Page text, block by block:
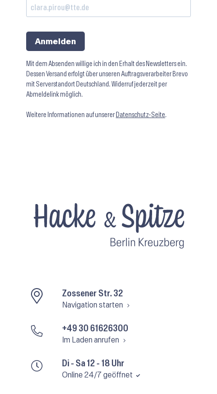
Anmelden
Mit dem Absenden willige ich in den Erhalt des Newsletters ein.
Dessen Versand erfolgt über unseren Auftragsverarbeiter Brevo
mit Serverstandort Deutschland. Widerruf jederzeit per
Abmeldelink möglich.
Weitere Informationen auf unserer Datenschutz-Seite.
Di - Sa 12 - 18 Uhr
Online 24/7 geöffnet
Zossener Str. 32
Navigation starten
+49 30 61626300
Im Laden anrufen